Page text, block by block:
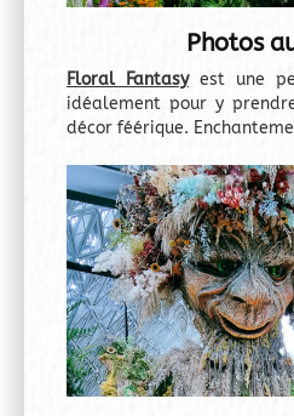
Photos
Floral Fantasyest une
idéalement pour y
décor féérique.